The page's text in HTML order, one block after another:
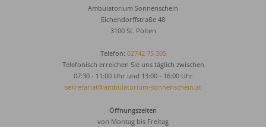
Ambulatorium Sonnenschein
Eichendorffstraße 48
3100 St. Pölten
Telefon: 02742 75 305
Telefonisch erreichen Sie uns täglich zwischen
07:30 - 11:00 Uhr und 13:00 - 16:00 Uhr
sekretariat@ambulatorium-sonnenschein.at
Öffnungszeiten
von Montag bis Freitag